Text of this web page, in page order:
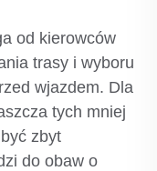
od kierowców
trasy i wyboru
wjazdem. Dla
tych mniej
zbyt
do obaw o